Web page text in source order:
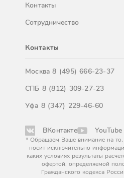
Контакты
Сотрудничество
Контакты
Москва8 (495) 666-23-37
СПБ 8 (812) 309-27-23
Уфа 8 (347) 229-46-60
ВКонтакте YouTube
* Обращаем Ваше внимание на то,
носит исключительно
каких условиях результаты
офертой, определяемой
Гражданского кодекса